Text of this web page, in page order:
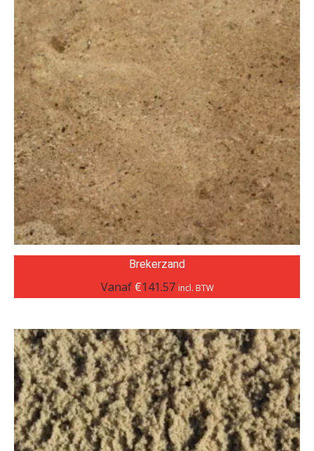
Brekerzand
Vanaf €141.57 incl. BTW